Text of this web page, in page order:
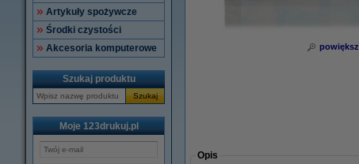
Artykuły spożywcze
Środki czystości
Akcesoria komputerowe
Szukaj produktu
Szukaj
Moje 123drukuj.pl
powiększ
Opis